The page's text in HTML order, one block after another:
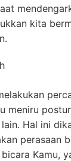
kita
meniru
Hal ini
perasaan
Kamu,